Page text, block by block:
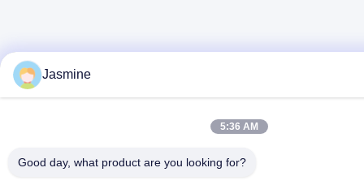
Jasmine
5:36 AM
Good day, what product are you looking for?